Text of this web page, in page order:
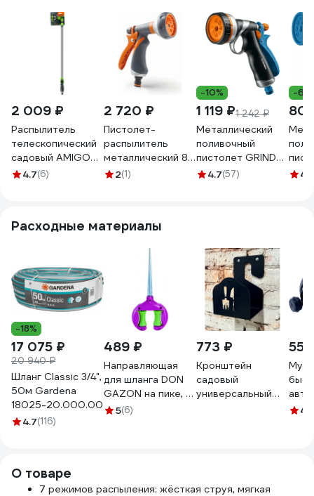
2 009 ₽
Распылитель
телескопический
садовый AMIGO
79336
4.7(6)
2 720 ₽
Пистолет-
распылитель
металлический 8-
режимный, с
2(1)
-10%
1 119 ₽1 242 ₽
Металлический
поливочный
пистолет GRINDA
PROLine RM-8 8
4.7(57)
-6%
4.6
Расходные материалы
-18%
17 075 ₽
20 940 ₽
Шланг Classic 3/4",
50м Gardena
18025-20.000.00
4.7(116)
489 ₽
Направляющая
для шланга DON
GAZON на пике, 2
ролика 1/6/24
5(6)
773 ₽
Кронштейн
садовый
универсальный
55
4.4
О товаре
7 режимов распыления: жёсткая струя, мягкая